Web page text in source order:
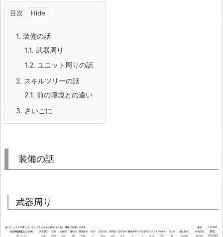
目次
1. 装備の話
1.1. 武器周り
1.2. ユニット周りの話
2. スキルツリーの話
2.1. 前の環境との違い
3. さいごに
装備の話
武器周り